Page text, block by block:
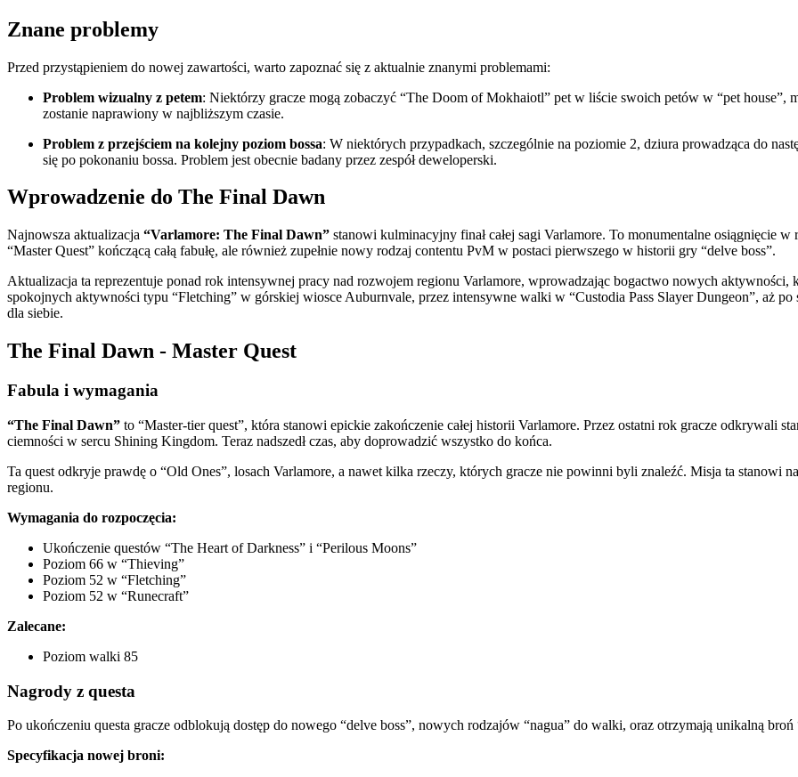
Znane problemy
Przed przystąpieniem do nowej zawartości, warto zapoznać się z aktualnie znanymi problemami:
Problem wizualny z petem: Niektórzy gracze mogą zobaczyć “The Doom of Mokhaiotl” pet w liście swoich petów w “pet house”,
zostanie naprawiony w najbliższym czasie.
Problem z przejściem na kolejny poziom bossa: W niektórych przypadkach, szczególnie na poziomie 2, dziura prowadząca do
się po pokonaniu bossa. Problem jest obecnie badany przez zespół deweloperski.
Wprowadzenie do The Final Dawn
Najnowsza aktualizacja “Varlamore: The Final Dawn” stanowi kulminacyjny finał całej sagi Varlamore. To monumentalne osiągnięcie
“Master Quest” kończącą całą fabułę, ale również zupełnie nowy rodzaj contentu PvM w postaci pierwszego w historii gry “delve boss”.
Aktualizacja ta reprezentuje ponad rok intensywnej pracy nad rozwojem regionu Varlamore, wprowadzając bogactwo nowych
spokojnych aktywności typu “Fletching” w górskiej wiosce Auburnvale, przez intensywne walki w “Custodia Pass Slayer Dungeon”, aż po
dla siebie.
The Final Dawn - Master Quest
Fabula i wymagania
“The Final Dawn” to “Master-tier quest”, która stanowi epickie zakończenie całej historii Varlamore. Przez ostatni rok gracze odkrywali
ciemności w sercu Shining Kingdom. Teraz nadszedł czas, aby doprowadzić wszystko do końca.
Ta quest odkryje prawdę o “Old Ones”, losach Varlamore, a nawet kilka rzeczy, których gracze nie powinni byli znaleźć. Misja ta stanowi
regionu.
Wymagania do rozpoczęcia:
Ukończenie questów “The Heart of Darkness” i “Perilous Moons”
Poziom 66 w “Thieving”
Poziom 52 w “Fletching”
Poziom 52 w “Runecraft”
Zalecane:
Poziom walki 85
Nagrody z questa
Po ukończeniu questa gracze odblokują dostęp do nowego “delve boss”, nowych rodzajów “nagua” do walki, oraz otrzymają unikalną
Specyfikacja nowej broni: